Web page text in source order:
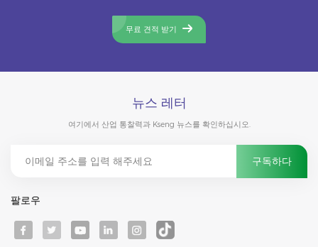
무료 견적 받기
뉴스 레터
여기에서 산업 통찰력과 Kseng 뉴스를 확인하십시오.
팔로우